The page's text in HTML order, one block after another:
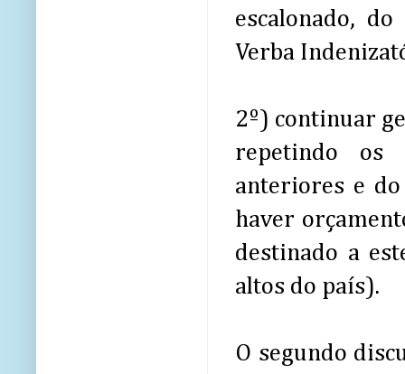
escalonado,
Verba
2º) continuar
repetindo os
anteriores e
haver
destinado a
altos do país).
O segundo